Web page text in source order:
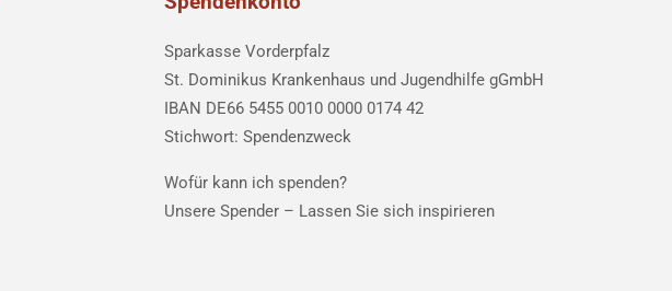
Sparkasse Vorderpfalz
St. Dominikus Krankenhaus und Jugendhilfe gGmbH
IBAN DE66 5455 0010 0000 0174 42
Stichwort: Spendenzweck
Wofür kann ich spenden?
Unsere Spender – Lassen Sie sich inspirieren